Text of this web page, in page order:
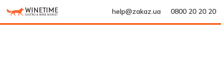
help@zakaz.ua 0800 20 20 20